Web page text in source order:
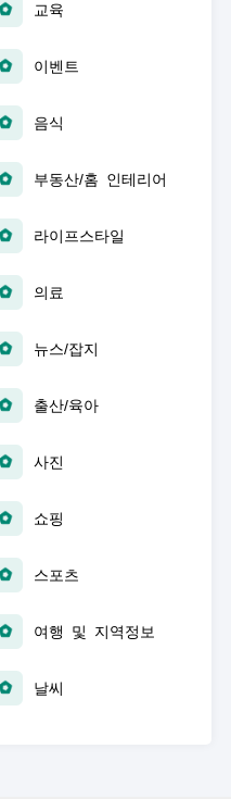
교육
이벤트
음식
부동산/홈 인테리어
라이프스타일
의료
뉴스/잡지
출산/육아
사진
쇼핑
스포츠
여행 및 지역정보
날씨